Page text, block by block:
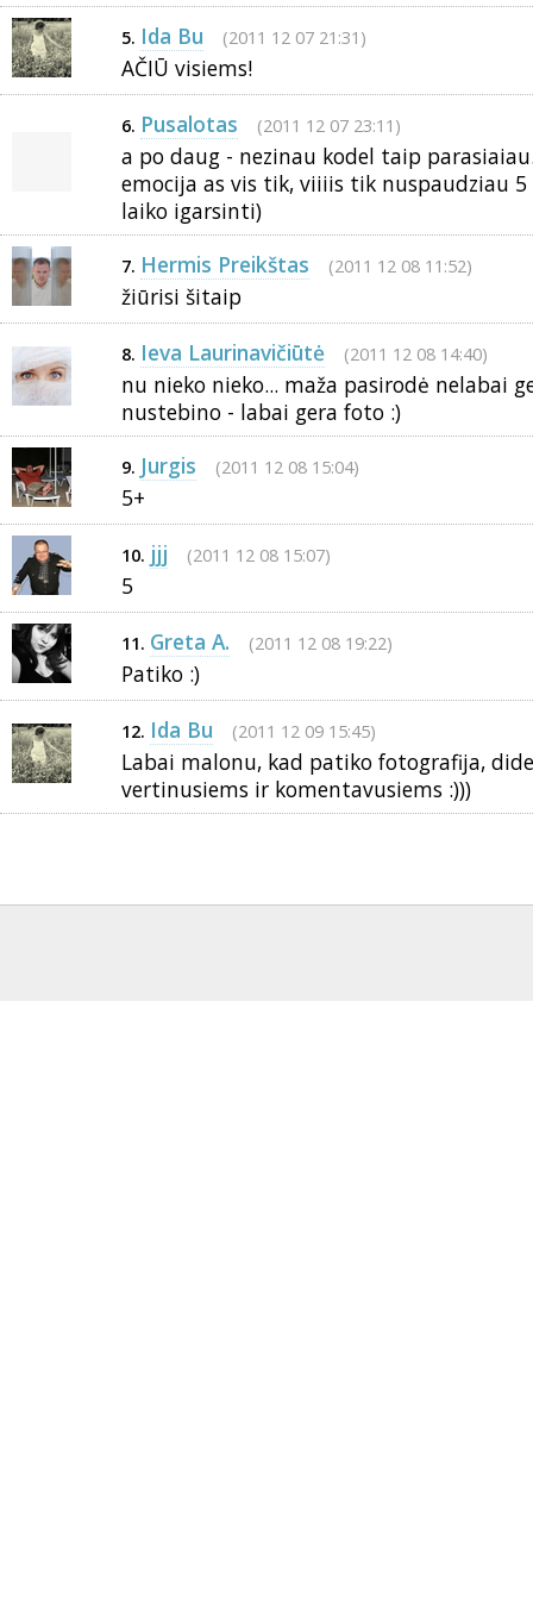
5. Ida Bu (2011 12 07 21:31)
AČIŪ visiems!
6. Pusalotas (2011 12 07 23:11)
a po daug - nezinau kodel taip
emocija as vis tik, viiiis tik nuspaudziau 5
laiko igarsinti)
7. Hermis Preikštas (2011 12 08 11:52)
žiūrisi šitaip
8. Ieva Laurinavičiūtė (2011 12 08 14:40)
nu nieko nieko... maža pasirodė nelabai
nustebino - labai gera foto :)
9. Jurgis (2011 12 08 15:04)
5+
10. jjj (2011 12 08 15:07)
5
11. Greta A. (2011 12 08 19:22)
Patiko :)
12. Ida Bu (2011 12 09 15:45)
Labai malonu, kad patiko fotografija,
vertinusiems ir komentavusiems :)))